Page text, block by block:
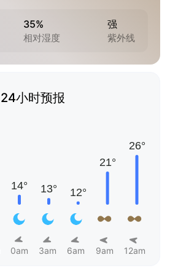
35%
相对湿度
强
紫外线
24小时预报
0am 3am 6am 9am 12am